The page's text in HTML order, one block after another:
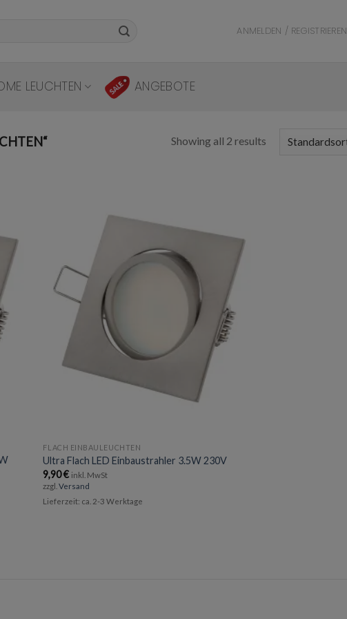
ANMELDEN / REGISTRIEREN
LEUCHTEN ANGEBOTE
Showing all 2 results
to
Add to
wishlist
FLACH EINBAULEUCHTEN
Ultra Flach LED Einbaustrahler 3.5W 230V
9,90€ inkl. MwSt
zzgl.Versand
Lieferzeit: ca. 2-3 Werktage